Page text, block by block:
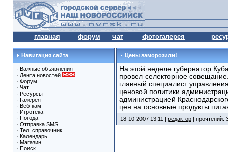
главная форум чат фотогалерея
Навигация сайта
· Важные объявления
· Лента новостей
· Форум
· Чат
· Ресурсы
· Галерея
· Веб-кам
· Игротека
· Погода
· Отправка SMS
· Тел. справочник
· Календарь
· Магазин
· Поиск
Цены заморозили!
На этой неделе губернатор
провел селекторное
главный специалист
ценовой политики
администрацией
цен на основные продукты
18-10-2007 13:11 | редактор| прочтений: